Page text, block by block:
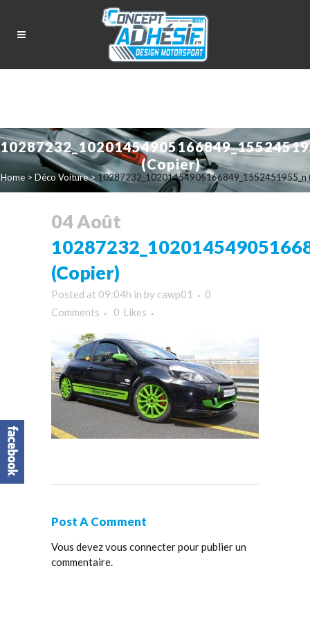
(Copier)
Home> Déco Voiture> 10287232_10201454905166849_1552451955_n
04 Août
(Copier)
Posted at 09:04h in by cawp01
0
Comments
0 Likes
Post A Comment
Vous devezvous connecterpour publier un
commentaire.